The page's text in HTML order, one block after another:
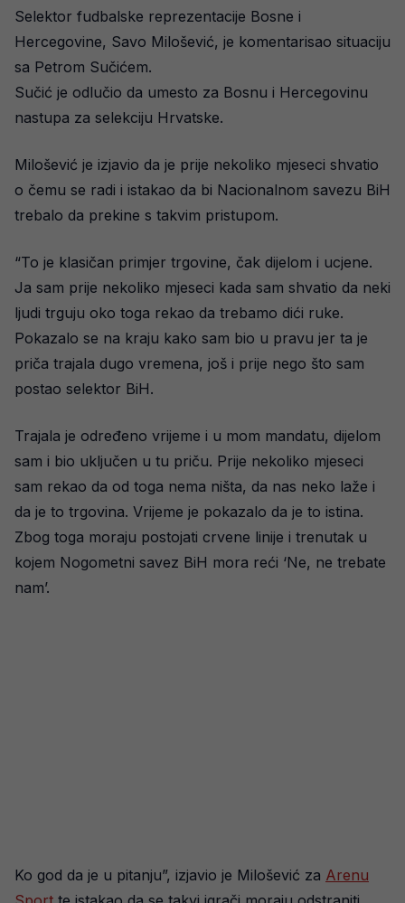
Selektor fudbalske reprezentacije Bosne i
Hercegovine, Savo Milošević, je komentarisao situaciju
sa Petrom Sučićem.
Sučić je odlučio da umesto za Bosnu i Hercegovinu
nastupa za selekciju Hrvatske.
Milošević je izjavio da je prije nekoliko mjeseci shvatio
o čemu se radi i istakao da bi Nacionalnom savezu BiH
trebalo da prekine s takvim pristupom.
“To je klasičan primjer trgovine, čak dijelom i ucjene.
Ja sam prije nekoliko mjeseci kada sam shvatio da neki
ljudi trguju oko toga rekao da trebamo dići ruke.
Pokazalo se na kraju kako sam bio u pravu jer ta je
priča trajala dugo vremena, još i prije nego što sam
postao selektor BiH.
Trajala je određeno vrijeme i u mom mandatu, dijelom
sam i bio uključen u tu priču. Prije nekoliko mjeseci
sam rekao da od toga nema ništa, da nas neko laže i
da je to trgovina. Vrijeme je pokazalo da je to istina.
Zbog toga moraju postojati crvene linije i trenutak u
kojem Nogometni savez BiH mora reći ‘Ne, ne trebate
nam’.
Ko god da je u pitanju”, izjavio je Milošević za Arenu